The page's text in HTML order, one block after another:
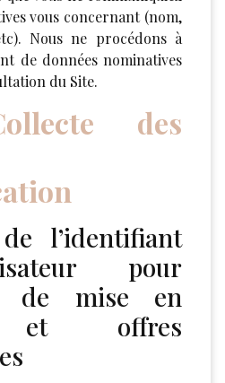
vous concernant (nom,
Nous ne procédons à
de données nominatives
du Site.
des
l’identifiant
pour
de mise en
et offres